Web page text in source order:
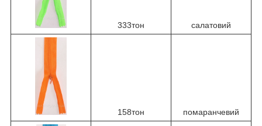
333тон салатовий
158тон помаранчевий